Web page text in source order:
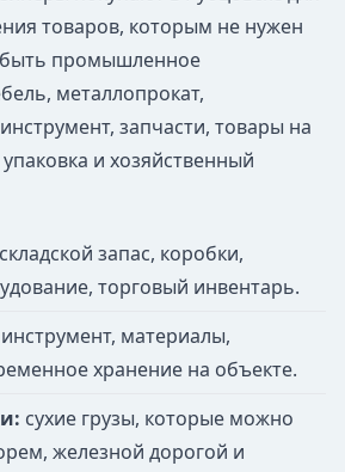
товаров, которым не нужен
промышленное
металлопрокат,
запчасти, товары на
и хозяйственный
складской запас, коробки,
торговый инвентарь.
инструмент, материалы,
хранение на объекте.
сухие грузы, которые можно
железной дорогой и